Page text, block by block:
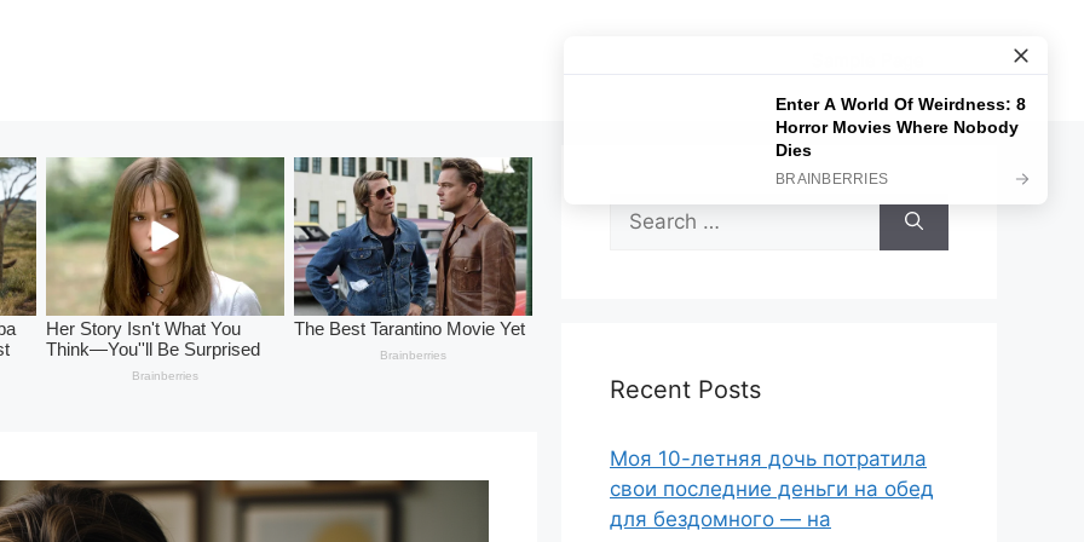
Search
for:
Recent Posts
Моя 10-летняя дочь потратила
свои последние деньги на обед
для бездомного — на